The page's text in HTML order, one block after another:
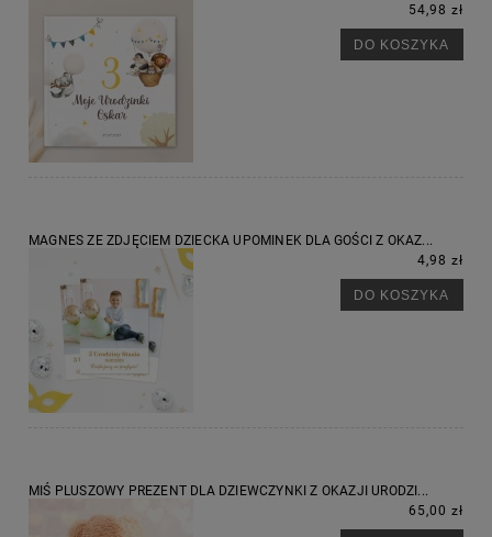
54,98 zł
DO KOSZYKA
MAGNES ZE ZDJĘCIEM DZIECKA UPOMINEK DLA GOŚCI Z OKAZ...
4,98 zł
DO KOSZYKA
MIŚ PLUSZOWY PREZENT DLA DZIEWCZYNKI Z OKAZJI URODZI...
65,00 zł